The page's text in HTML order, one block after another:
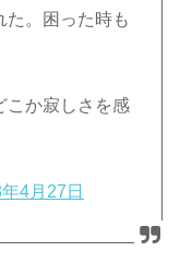
た。困った時も
こか寂しさを感
4月27日